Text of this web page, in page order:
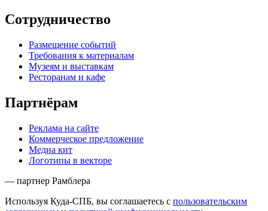
Сотрудничество
Размещение событий
Требования к материалам
Музеям и выставкам
Ресторанам и кафе
Партнёрам
Реклама на сайте
Коммерческое предложение
Медиа кит
Логотипы в векторе
— партнер Рамблера
Используя Куда-СПБ, вы соглашаетесь с пользовательским